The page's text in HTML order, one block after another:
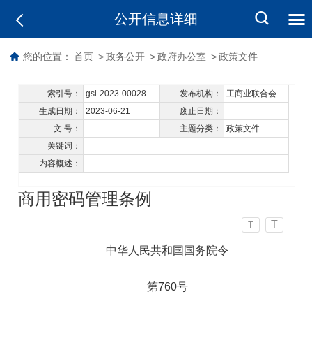
公开信息详细
您的位置： 首页 > 政务公开 > 政府办公室 > 政策文件
索引号： gsl-2023-00028 发布机构：
工商业联合会
生成日期：
2023-06-21
废止日期：
文 号：
主题分类：
政策文件
关键词：
内容概述：
商用密码管理条例
T T
中华人民共和国国务院令
第760号